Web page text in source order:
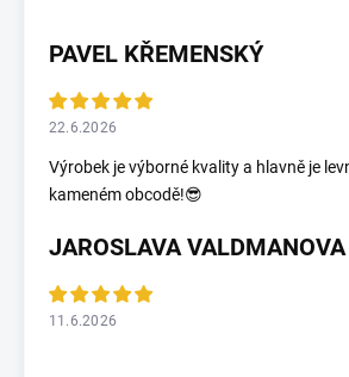
PAVEL KŘEMENSKÝ
22.6.2026
Výrobek je výborné kvality a hlavně je
kameném obcodě!😎
JAROSLAVA VALDMANOVA
11.6.2026